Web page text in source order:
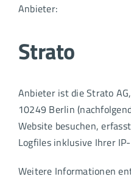
Anbieter:
Strato
Anbieter ist die Strato
10249 Berlin
Website besuchen,
Logfiles inklusive Ihrer
Weitere Informationen